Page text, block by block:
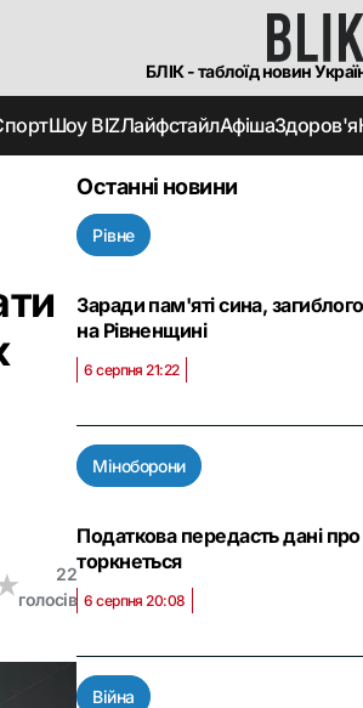
БЛІК - таблоїд новин
Шоу BIZЛайфстайлАфішаЗдоров'я
22
голосів
Останні новини
Рівне
Заради пам'яті сина,
на Рівненщині
6 серпня 21:22
Міноборони
Податкова передасть дані
торкнеться
6 серпня 20:08
Війна